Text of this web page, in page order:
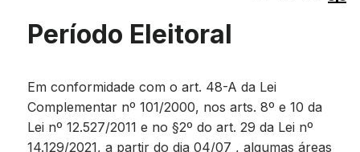
Período Eleitoral
Em conformidade com o art. 48-A da Lei
Complementar nº 101/2000, nos arts. 8º e 10 da
Lei nº 12.527/2011 e no §2º do art. 29 da Lei nº
14.129/2021, a partir do dia 04/07 , algumas áreas